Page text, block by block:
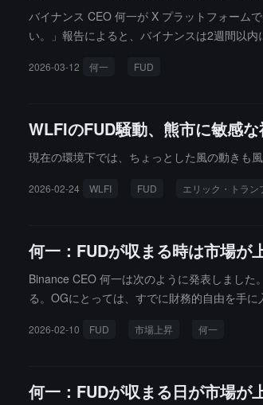
バイナンス CEO 何一が X プラットフォーム
い。」報告によると、バイナンスは2週間以
発を却下した。
2026-03-12 何一 FUD
WLFIのFUD騒動、熊市に敏感
現在の環境下では、ちょっとした風の動きも風
2026-02-24 WLFI FUD エリック・トラン
何一：FUDが収まる時は市場が
Binance CEO 何一は次のように発表しまし
る。OGにとっては、すでに財務的自由を手
2026-02-10 FUD 市場上昇 何一
何一：FUDが収まる日が市場が